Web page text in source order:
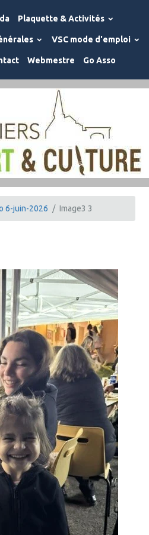
Plaquette & Activités
VSC mode d'emploi
Webmestre Go Asso
6-juin-2026 Image3 3